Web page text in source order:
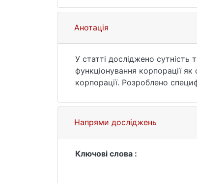
Анотація
У статті досліджено
функціонування корпорації як
корпорації. Розроблено
Напрями досліджень
Ключові слова :